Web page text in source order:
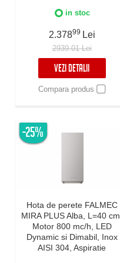
plita si hota Falmec,
ani, Neagra
in stoc
2.37899 Lei
2939.01 Lei
VEZI DETALII
Compara produs
-25%
Hota de perete FALMEC
MIRA PLUS Alba, L=40 cm,
Motor 800 mc/h, LED
Dynamic si Dimabil, Inox
AISI 304, Aspiratie